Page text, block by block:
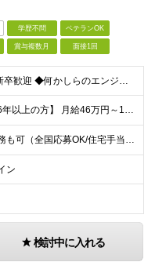
学歴不問 ベテランOK
賞与複数月 面接1回
◆学歴不問 / 第二新卒歓迎 ◆何かしらのエンジニア経験をお持ちの方 （言語・期間・フェーズ不問） 経験浅めの方も遠慮なくご応募ください！ ■入社前Q＆A ────── ◎実力に見合った報酬が手に
【エンジニア経験6年以上の方】 月給46万円～100万円（固定残業代含む） ※上記月給には月30時間分の固定残業代（月8万7,400円～月19万円）を含む。超過分は全額支給。 【エンジニア経験4年以
★フルリモート勤務も可（全国応募OK/住宅手当を支給します） ※案件によって常駐が必要になる場合があります。 ※希望がない限り、転勤はありません ※U・Iターン歓迎 ★ルトラの社員は全国各地で活躍中
ン
検討中に入れる